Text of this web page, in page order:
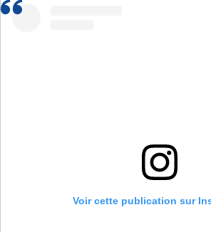
Voir cette publication sur